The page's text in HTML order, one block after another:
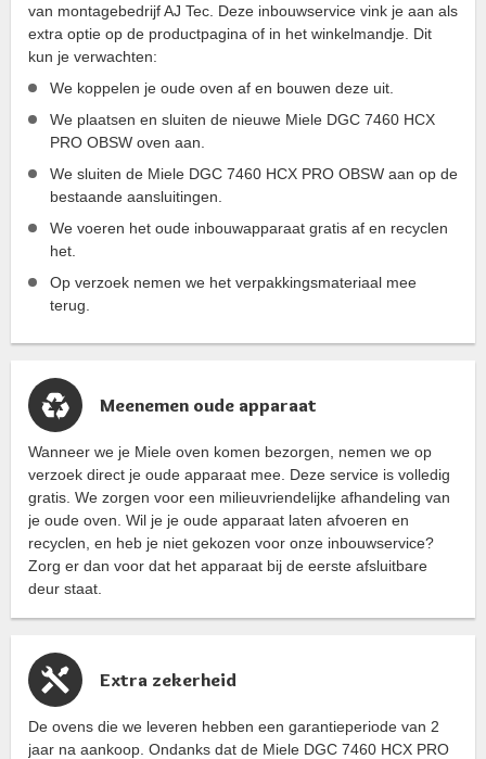
van montagebedrijf AJ Tec. Deze inbouwservice vink je aan als
extra optie op de productpagina of in het winkelmandje. Dit
kun je verwachten:
We koppelen je oude oven af en bouwen deze uit.
We plaatsen en sluiten de nieuwe Miele DGC 7460 HCX
PRO OBSW oven aan.
We sluiten de Miele DGC 7460 HCX PRO OBSW aan op de
bestaande aansluitingen.
We voeren het oude inbouwapparaat gratis af en recyclen
het.
Op verzoek nemen we het verpakkingsmateriaal mee
terug.
Meenemen oude apparaat
Wanneer we je Miele oven komen bezorgen, nemen we op
verzoek direct je oude apparaat mee. Deze service is volledig
gratis. We zorgen voor een milieuvriendelijke afhandeling van
je oude oven. Wil je je oude apparaat laten afvoeren en
recyclen, en heb je niet gekozen voor onze inbouwservice?
Zorg er dan voor dat het apparaat bij de eerste afsluitbare
deur staat.
Extra zekerheid
De ovens die we leveren hebben een garantieperiode van 2
jaar na aankoop. Ondanks dat de Miele DGC 7460 HCX PRO